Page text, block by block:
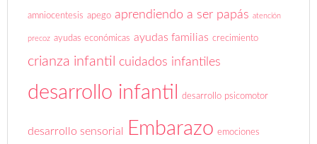
amniocentesis apego aprendiendo a ser papás atención
precoz ayudas económicas ayudas familias crecimiento
crianza infantil cuidados infantiles
desarrollo infantil desarrollo psicomotor
desarrollo sensorial Embarazo emociones